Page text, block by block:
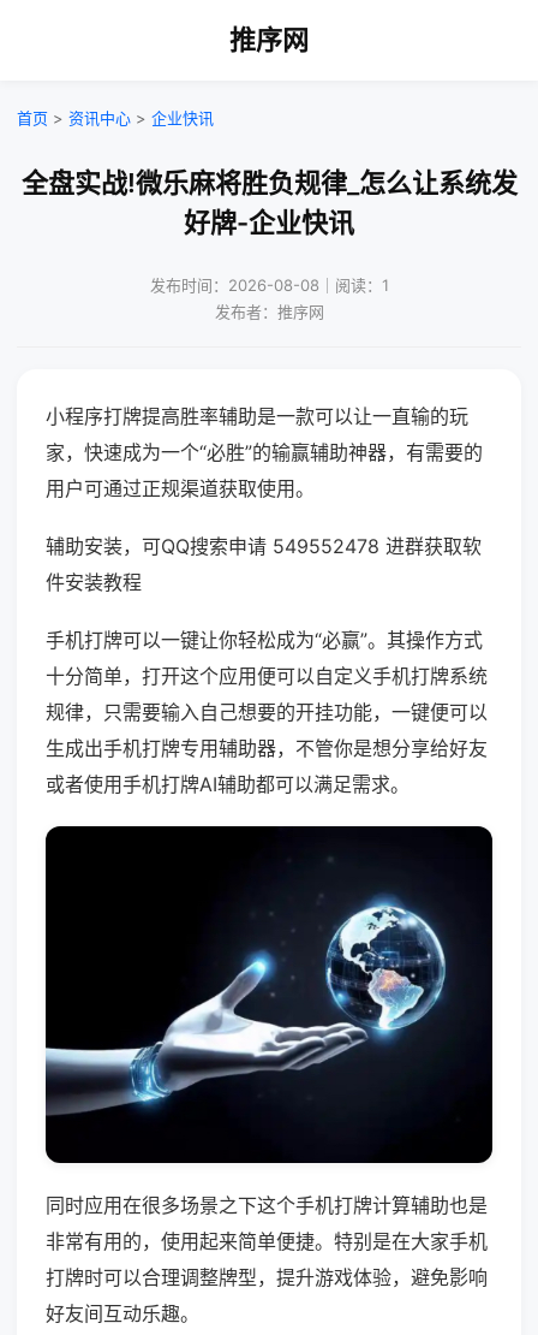
推序网
首页 > 资讯中心 > 企业快讯
全盘实战!微乐麻将胜负规律_怎么让系统发
好牌-企业快讯
发布时间：2026-08-08｜阅读：1
发布者：推序网
小程序打牌提高胜率辅助是一款可以让一直输的玩
家，快速成为一个“必胜”的输赢辅助神器，有需要的
用户可通过正规渠道获取使用。
辅助安装，可QQ搜索申请 549552478 进群获取软
件安装教程
手机打牌可以一键让你轻松成为“必赢”。其操作方式
十分简单，打开这个应用便可以自定义手机打牌系统
规律，只需要输入自己想要的开挂功能，一键便可以
生成出手机打牌专用辅助器，不管你是想分享给好友
或者使用手机打牌AI辅助都可以满足需求。
同时应用在很多场景之下这个手机打牌计算辅助也是
非常有用的，使用起来简单便捷。特别是在大家手机
打牌时可以合理调整牌型，提升游戏体验，避免影响
好友间互动乐趣。